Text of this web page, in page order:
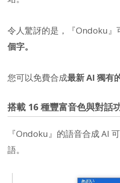
令人驚訝的是，『Ondoku』
個字。
您可以免費合成最新 AI 獨有
搭載 16 種豐富音色與對話
『Ondoku』的語音合成 AI
語。